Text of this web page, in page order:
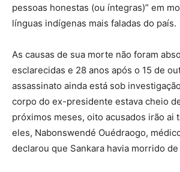
pessoas honestas (ou íntegras)” em
línguas indígenas mais faladas do país.
As causas de sua morte não foram
esclarecidas e 28 anos após o 15 de
assassinato ainda está sob
corpo do ex-presidente estava cheio
próximos meses, oito acusados irão ai
eles, Nabonswendé Ouédraogo,
declarou que Sankara havia morrido de